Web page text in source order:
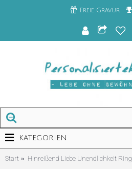
Freie Gravur
KATEGORIEN
Start Hinreißend Liebe Unendlichkeit Ring